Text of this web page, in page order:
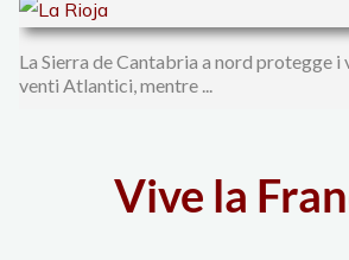
La Sierra de Cantabria a nord protegge
venti Atlantici, mentre ...
Vive la